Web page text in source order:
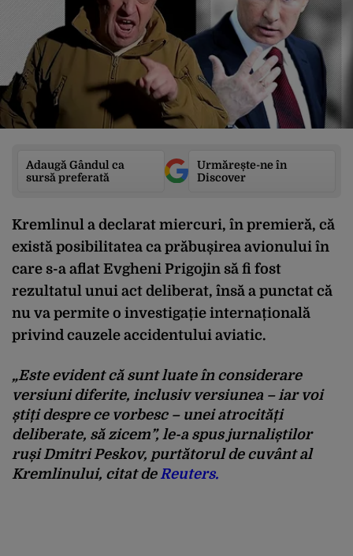
Adaugă Gândul ca
sursă preferată
Urmărește-ne în
Discover
Kremlinul a declarat miercuri, în premieră, că
există posibilitatea ca prăbușirea avionului în
care s-a aflat Evgheni Prigojin să fi fost
rezultatul unui act deliberat, însă a punctat că
nu va permite o investigație internațională
privind cauzele accidentului aviatic.
„Este evident că sunt luate în considerare
versiuni diferite, inclusiv versiunea – iar voi
știți despre ce vorbesc – unei atrocități
deliberate, să zicem”, le-a spus jurnaliștilor
ruși Dmitri Peskov, purtătorul de cuvânt al
Kremlinului, citat de Reuters.